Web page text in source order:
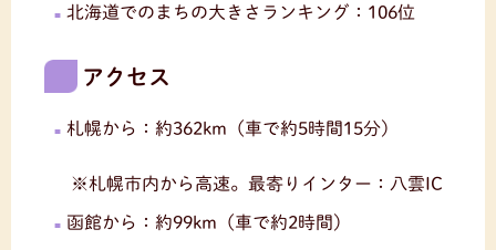
北海道でのまちの大きさランキング：106位
アクセス
札幌から：約362km（車で約5時間15分）
※札幌市内から高速。最寄りインター：八雲IC
函館から：約99km（車で約2時間）